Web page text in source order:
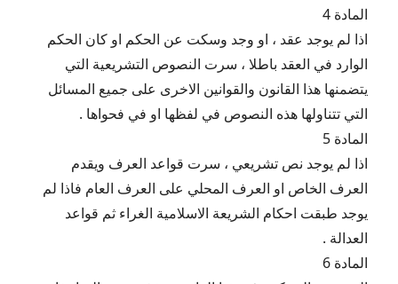
المادة 4
اذا لم يوجد عقد ، او وجد وسكت عن الحكم او كان الحكم
الوارد في العقد باطلا ، سرت النصوص التشريعية التي
يتضمنها هذا القانون والقوانين الاخرى على جميع المسائل
التي تتناولها هذه النصوص في لفظها او في فحواها .
المادة 5
اذا لم يوجد نص تشريعي ، سرت قواعد العرف ويقدم
العرف الخاص او العرف المحلي على العرف العام فاذا لم
يوجد طبقت احكام الشريعة الاسلامية الغراء ثم قواعد
العدالة .
المادة 6